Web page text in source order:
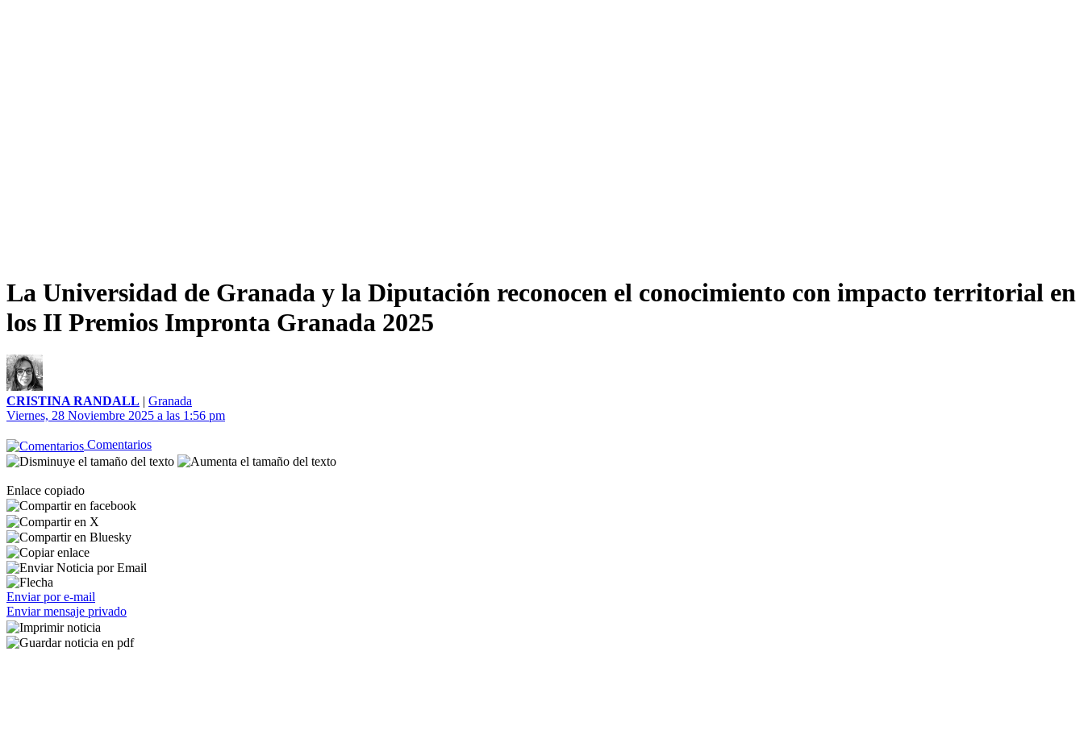
La Universidad de Granada y la Diputación reconocen el conocimiento con impacto territorial en
los II Premios Impronta Granada 2025
CRISTINA RANDALL | Granada
Viernes, 28 Noviembre 2025 a las 1:56 pm
Comentarios
Enlace copiado
Enviar por e-mail
Enviar mensaje privado